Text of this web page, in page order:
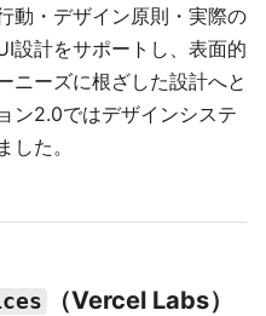
動・デザイン原則・実際の
設計をサポートし、表面的
ニーズに根ざした設計へと
ン2.0ではデザインシステ
た。
（Vercel Labs）